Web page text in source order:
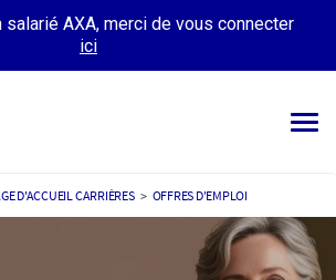
AXA, merci de vous connecter
ici
D'ACCUEIL CARRIÈRES > OFFRES D'EMPLOI